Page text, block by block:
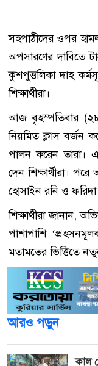
সহপাঠীদের ওপর
অপসারণের দাবিতে
কুশপুত্তলিকা দাহ
শিক্ষার্থীরা।
আজ বৃহস্পতিবার (২৮
নিয়মিত ক্লাস বর্জন
পালন করেন তারা। এ
দেন শিক্ষার্থীরা।
হোসাইন রনি ও
শিক্ষার্থীরা জানান,
পাশাপাশি
মতামতের ভিত্তিতে
আরও পড়ুন
কাল